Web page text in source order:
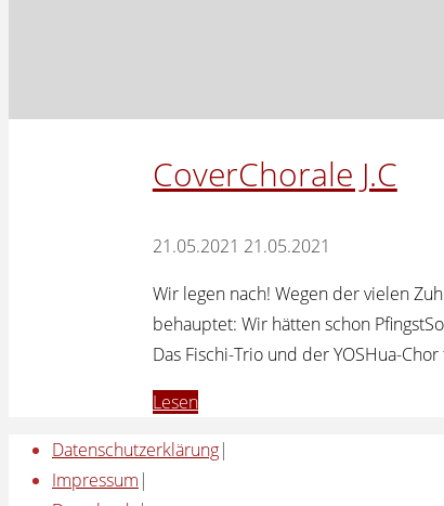
CoverChorale J.C
21.05.2021 21.05.2021
Wir legen nach! Wegen der vielen
behauptet: Wir hätten schon
Das Fischi-Trio und der YOSHua-
Lesen"CoverChorale
Datenschutzerklärung|
Impressum |